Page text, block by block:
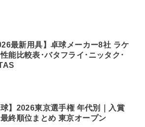
最新用具】卓球メーカー8社 ラケ
能比較表･バタフライ･ニッタク･
】2026東京選手権 年代別｜入賞
終順位まとめ 東京オープン